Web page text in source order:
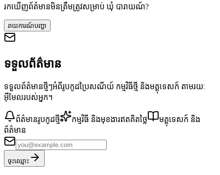
រកឃើញព័ត៌មានមិនត្រឹមត្រូវសម្រាប់ ឃុំ បារាយណ៍?
រាយការណ៍បញ្ហា
ទទួលព័ត៌មាន
ទទួលព័ត៌មានថ្មីៗអំពីរូបកូដប្រៃសណីយ៍ កម្មវិធីថ្មី និងមគ្គុទេសក៍ តាមរយៈ
អ៊ីមែលរបស់អ្នក។
ព័ត៌មានរូបកូដថ្មី កម្មវិធី និងមុខងារឥតគិតថ្លៃ
មគ្គុទេសក៍ និង
ព័ត៌មាន
ចុះឈ្មោះ